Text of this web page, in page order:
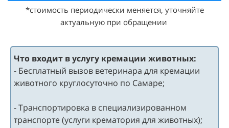
Усыпление животных на дому
10-20
2000
20-30
3000
30-40
4000
40-50
5000
Эвтаназия + Общая кремация
*стоимость периодически меняется, уточняйте
актуальную при обращении
Что входит в услугу кремации животных:
- Бесплатный вызов ветеринара для кремации
животного круглосуточно по Самаре;
- Транспортировка в специализированном
транспорте (услуги крематория для животных);